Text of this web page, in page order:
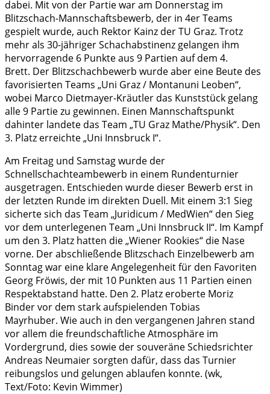
dabei. Mit von der Partie war am Donnerstag im
Blitzschach-Mannschaftsbewerb, der in 4er Teams
gespielt wurde, auch Rektor Kainz der TU Graz. Trotz
mehr als 30-jähriger Schachabstinenz gelangen ihm
hervorragende 6 Punkte aus 9 Partien auf dem 4.
Brett. Der Blitzschachbewerb wurde aber eine Beute des
favorisierten Teams „Uni Graz / Montanuni Leoben“,
wobei Marco Dietmayer-Kräutler das Kunststück gelang
alle 9 Partie zu gewinnen. Einen Mannschaftspunkt
dahinter landete das Team „TU Graz Mathe/Physik“. Den
3. Platz erreichte „Uni Innsbruck I“.
Am Freitag und Samstag wurde der
Schnellschachteambewerb in einem Rundenturnier
ausgetragen. Entschieden wurde dieser Bewerb erst in
der letzten Runde im direkten Duell. Mit einem 3:1 Sieg
sicherte sich das Team „Juridicum / MedWien“ den Sieg
vor dem unterlegenen Team „Uni Innsbruck II“. Im Kampf
um den 3. Platz hatten die „Wiener Rookies“ die Nase
vorne. Der abschließende Blitzschach Einzelbewerb am
Sonntag war eine klare Angelegenheit für den Favoriten
Georg Fröwis, der mit 10 Punkten aus 11 Partien einen
Respektabstand hatte. Den 2. Platz eroberte Moriz
Binder vor dem stark aufspielenden Tobias
Mayrhuber. Wie auch in den vergangenen Jahren stand
vor allem die freundschaftliche Atmosphäre im
Vordergrund, dies sowie der souveräne Schiedsrichter
Andreas Neumaier sorgten dafür, dass das Turnier
reibungslos und gelungen ablaufen konnte. (wk,
Text/Foto: Kevin Wimmer)